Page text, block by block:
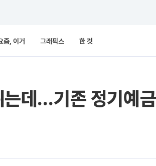
즘, 이거 그래픽스 한 컷
데…기존 정기예